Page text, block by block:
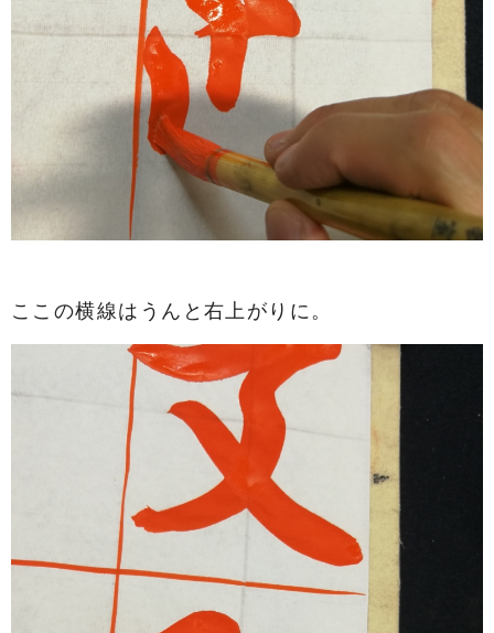
ここの横線はうんと右上がりに。